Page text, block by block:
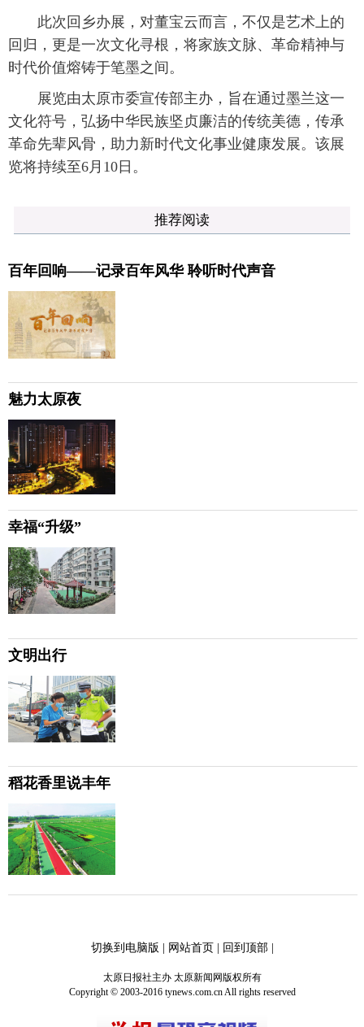
此次回乡办展，对董宝云而言，不仅是艺术上的
回归，更是一次文化寻根，将家族文脉、革命精神与
时代价值熔铸于笔墨之间。
展览由太原市委宣传部主办，旨在通过墨兰这一
文化符号，弘扬中华民族坚贞廉洁的传统美德，传承
革命先辈风骨，助力新时代文化事业健康发展。该展
览将持续至6月10日。
推荐阅读
百年回响——记录百年风华 聆听时代声音
魅力太原夜
幸福“升级”
文明出行
稻花香里说丰年
切换到电脑版 | 网站首页| 回到顶部|
太原日报社主办 太原新闻网版权所有
Copyright © 2003-2016 tynews.com.cn All rights reserved